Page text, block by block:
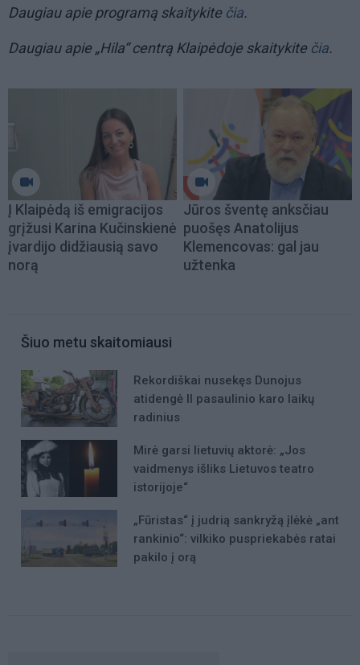
Daugiau apie programą skaitykite čia.
Daugiau apie „Hila“ centrą Klaipėdoje skaitykite čia.
Į Klaipėdą iš emigracijos
grįžusi Karina Kučinskienė
įvardijo didžiausią savo
norą
Jūros šventę anksčiau
puošęs Anatolijus
Klemencovas: gal jau
užtenka
Šiuo metu skaitomiausi
Rekordiškai nusekęs Dunojus
atidengė II pasaulinio karo laikų
radinius
Mirė garsi lietuvių aktorė: „Jos
vaidmenys išliks Lietuvos teatro
istorijoje“
„Fūristas“ į judrią sankryžą įlėkė „ant
rankinio“: vilkiko puspriekabės ratai
pakilo į orą